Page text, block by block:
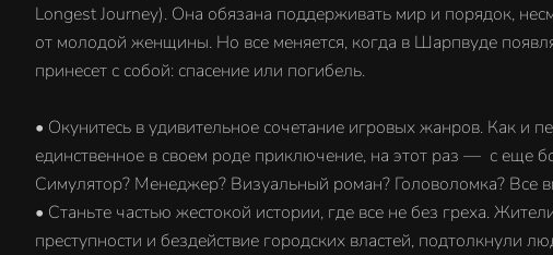
Longest Journey). Она обязана поддерживать мир и порядок,
от молодой женщины. Но все меняется, когда в Шарпвуде
принесет с собой: спасение или погибель.
• Окунитесь в удивительное сочетание игровых жанров. Как и
единственное в своем роде приключение, на этот раз — с еще
Симулятор? Менеджер? Визуальный роман? Головоломка? Все
• Станьте частью жестокой истории, где все не без греха.
преступности и бездействие городских властей, подтолкнули